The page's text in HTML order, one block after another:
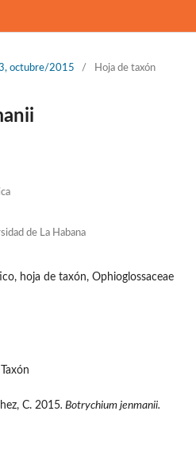
3, octubre/2015
/ Hoja de taxón
de La Habana
hoja de taxón, Ophioglossaceae
C. 2015. Botrychium jenmanii.